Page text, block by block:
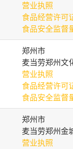
营业执照
食品经营许可
食品安全监督
郑州市
麦当劳郑州文
营业执照
食品经营许可
食品安全监督
郑州市
麦当劳郑州金
营业执照